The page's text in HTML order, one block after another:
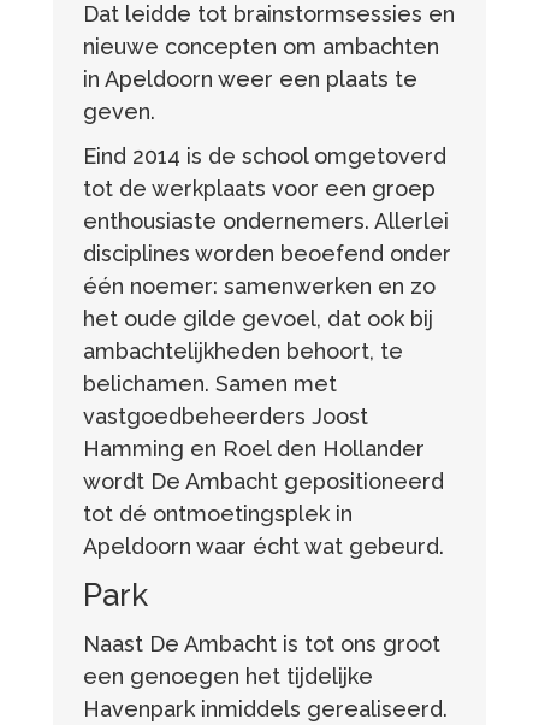
Dat leidde tot brainstormsessies en
nieuwe concepten om ambachten
in Apeldoorn weer een plaats te
geven.
Eind 2014 is de school omgetoverd
tot de werkplaats voor een groep
enthousiaste ondernemers. Allerlei
disciplines worden beoefend onder
één noemer: samenwerken en zo
het oude gilde gevoel, dat ook bij
ambachtelijkheden behoort, te
belichamen. Samen met
vastgoedbeheerders Joost
Hamming en Roel den Hollander
wordt De Ambacht gepositioneerd
tot dé ontmoetingsplek in
Apeldoorn waar écht wat gebeurd.
Park
Naast De Ambacht is tot ons groot
een genoegen het tijdelijke
Havenpark inmiddels gerealiseerd.